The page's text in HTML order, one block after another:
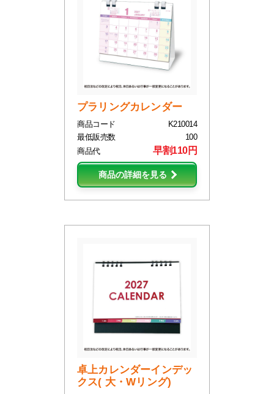
プラリングカレンダー
商品コード
K210014
最低販売数
100
商品代
早割110円
商品の詳細を見る
卓上カレンダーインデッ
クス( 大・Wリング)